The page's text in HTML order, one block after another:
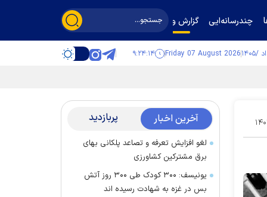
چندرسانه‌ایی گزارش و گفت‌وگو
Friday 07 August 2026 ۹:۲۴:۱۵
۰۶ آخرین اخبار پربازدید
لغو افزایش تعرفه و تصاعد پلکانی بهای
برق مشترکین کشاورزی
یونیسف: ۳۰۰ کودک طی ۳۰۰ روز آتش
بس در غزه به شهادت رسیده اند